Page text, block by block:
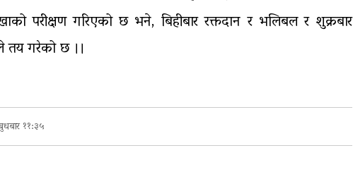
परीक्षण गरिएको छ भने, बिहीबार रक्तदान र भलिबल र शुक्रबार
तय गरेको छ ।।
११:३५